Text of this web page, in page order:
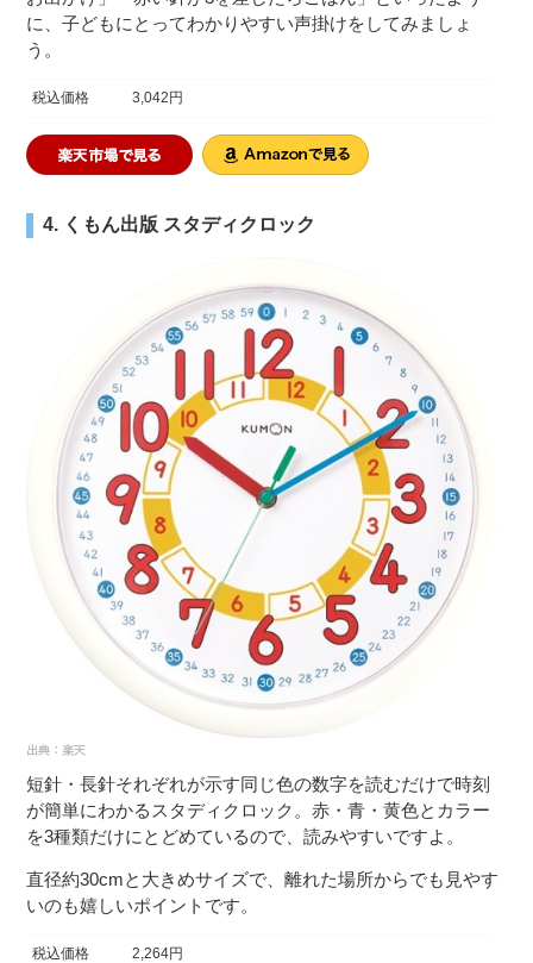
に、子どもにとってわかりやすい声掛けをしてみましょ
う。
税込価格 3,042円
4. くもん出版 スタディクロック
短針・長針それぞれが示す同じ色の数字を読むだけで時刻
が簡単にわかるスタディクロック。赤・青・黄色とカラー
を3種類だけにとどめているので、読みやすいですよ。
直径約30cmと大きめサイズで、離れた場所からでも見やす
いのも嬉しいポイントです。
税込価格 2,264円